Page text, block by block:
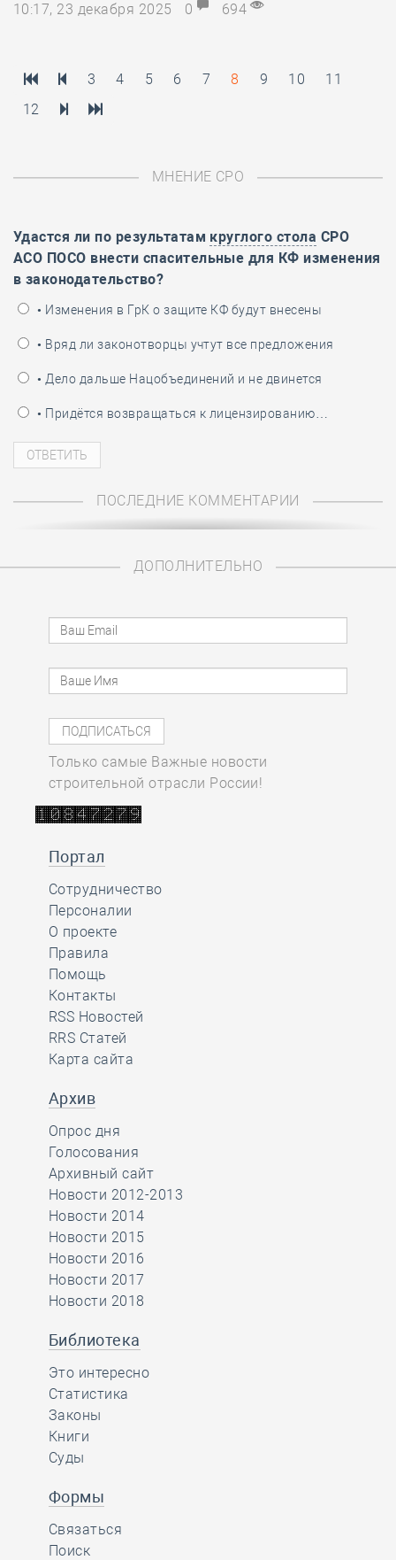
10:17, 23 декабря 2025
0 694
3 4 5 6 7 8 9 10
11
12
МНЕНИЕ СРО
Удастся ли по результатам круглого стола СРО
АСО ПОСО внести спасительные для КФ изменения
в законодательство?
• Изменения в ГрК о защите КФ будут внесены
• Вряд ли законотворцы учтут все предложения
• Дело дальше Нацобъединений и не двинется
• Придётся возвращаться к лицензированию…
ПОСЛЕДНИЕ КОММЕНТАРИИ
ДОПОЛНИТЕЛЬНО
Только самые Важные новости
строительной отрасли России!
Портал
Сотрудничество
Персоналии
О проекте
Правила
Помощь
Контакты
RSS Новостей
RRS Статей
Карта сайта
Архив
Опрос дня
Голосования
Архивный сайт
Новости 2012-2013
Новости 2014
Новости 2015
Новости 2016
Новости 2017
Новости 2018
Библиотека
Это интересно
Статистика
Законы
Книги
Суды
Формы
Связаться
Поиск